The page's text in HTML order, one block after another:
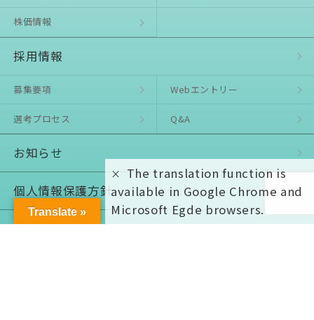
The translation function is
available in Google Chrome and
Microsoft Egde browsers.
株価情報
採用情報
募集要項 Webエントリー
選考プロセス Q&A
お知らせ
個⼈情報保護⽅針
お問い合わせ
Translate »